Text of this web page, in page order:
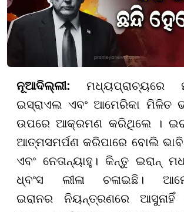
ନୂଆଦିଲ୍ଲୀ: ମଧ୍ୟପ୍ରାଚ୍ୟରେ
ଇସ୍ରାଏଲ ଏବଂ ଆମେରିକା ମିଳିତ
ଉପରେ ଆକ୍ରମଣ କରିଥିଲେ ।
ଆତ୍ମସମର୍ପଣ କରିପାରେ ବୋଲି
ଏବଂ ନେତାନ୍ୟାହୁ। କିନ୍ତୁ ଇରାନ୍
ଧ୍ବଂସ ଲୀଳା ଚଳାଇଛି।
ଇରାନର ନିୟନ୍ତ୍ରଣରେ ଆସୁନାହିଁ